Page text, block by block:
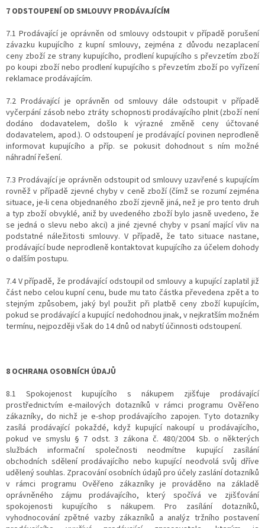
7 ODSTOUPENÍ OD SMLOUVY PRODÁVAJÍCÍM
7.1 Prodávající je oprávněn od smlouvy odstoupit v případě porušení
závazku kupujícího z kupní smlouvy, zejména z důvodu nezaplacení
ceny zboží ze strany kupujícího, prodlení kupujícího s převzetím zboží
po koupi zboží nebo prodlení kupujícího s převzetím zboží po vyřízení
reklamace prodávajícím.
7.2 Prodávající je oprávněn od smlouvy dále odstoupit v případě
vyčerpání zásob nebo ztráty schopnosti prodávajícího plnit (zboží není
dodáno dodavatelem, došlo k výrazné změně ceny účtované
dodavatelem, apod.). O odstoupení je prodávající povinen neprodleně
informovat kupujícího a příp. se pokusit dohodnout s ním možné
náhradní řešení.
7.3 Prodávající je oprávněn odstoupit od smlouvy uzavřené s kupujícím
rovněž v případě zjevné chyby v ceně zboží (čímž se rozumí zejména
situace, je-li cena objednaného zboží zjevně jiná, než je pro tento druh
a typ zboží obvyklé, aniž by uvedeného zboží bylo jasně uvedeno, že
se jedná o slevu nebo akci) a jiné zjevné chyby v psaní mající vliv na
podstatné náležitosti smlouvy. V případě, že tato situace nastane,
prodávající bude neprodleně kontaktovat kupujícího za účelem dohody
o dalším postupu.
7.4 V případě, že prodávající odstoupil od smlouvy a kupující zaplatil již
část nebo celou kupní cenu, bude mu tato částka převedena zpět a to
stejným způsobem, jaký byl použit při platbě ceny zboží kupujícím,
pokud se prodávající a kupující nedohodnou jinak, v nejkratším možném
termínu, nejpozději však do 14 dnů od nabytí účinnosti odstoupení.
8 OCHRANA OSOBNÍCH ÚDAJŮ
8.1 Spokojenost kupujícího s nákupem zjišťuje prodávající
prostřednictvím e-mailových dotazníků v rámci programu Ověřeno
zákazníky, do nichž je e-shop prodávajícího zapojen. Tyto dotazníky
zasílá prodávající pokaždé, když kupující nakoupí u prodávajícího,
pokud ve smyslu § 7 odst. 3 zákona č. 480/2004 Sb. o některých
službách informační společnosti neodmítne kupující zasílání
obchodních sdělení prodávajícího nebo kupující neodvolá svůj dříve
udělený souhlas. Zpracování osobních údajů pro účely zaslání dotazníků
v rámci programu Ověřeno zákazníky je prováděno na základě
oprávněného zájmu prodávajícího, který spočívá ve zjišťování
spokojenosti kupujícího s nákupem. Pro zasílání dotazníků,
vyhodnocování zpětné vazby zákazníků a analýz tržního postavení